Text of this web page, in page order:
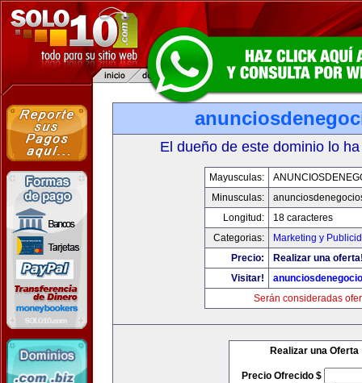
El dueño de este dominio lo
Mayusculas:
Minusculas:
Longitud:
18 caracteres
Categorias:
Marketing y
Precio:
Realizar una
Visitar!
Serán consideradas
Realizar una Oferta
Precio Ofrecido $